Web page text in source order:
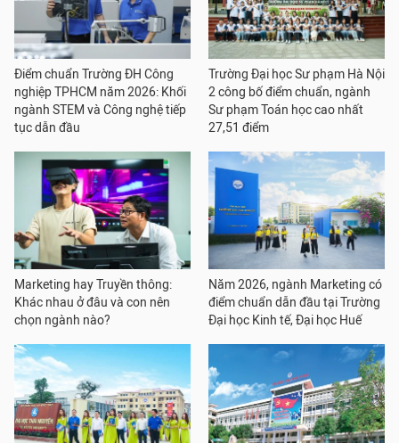
Điểm chuẩn Trường ĐH Công
nghiệp TPHCM năm 2026: Khối
ngành STEM và Công nghệ tiếp
tục dẫn đầu
Trường Đại học Sư phạm Hà Nội
2 công bố điểm chuẩn, ngành
Sư phạm Toán học cao nhất
27,51 điểm
Marketing hay Truyền thông:
Khác nhau ở đâu và con nên
chọn ngành nào?
Năm 2026, ngành Marketing có
điểm chuẩn dẫn đầu tại Trường
Đại học Kinh tế, Đại học Huế